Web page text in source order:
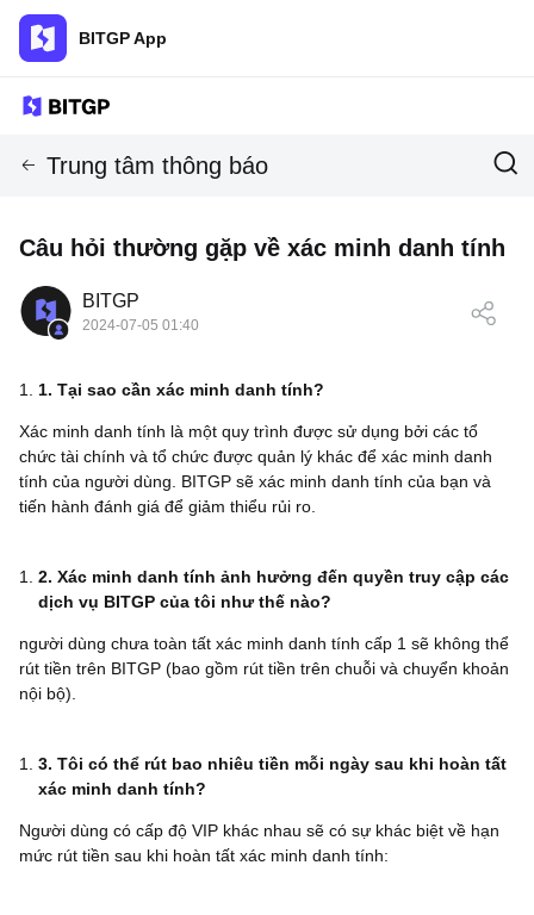
BITGP App
Trung tâm thông báo
Câu hỏi thường gặp về xác minh danh tính
BITGP
2024-07-05 01:40
1. Tại sao cần xác minh danh tính?
Xác minh danh tính là một quy trình được sử dụng bởi các tổ
chức tài chính và tổ chức được quản lý khác để xác minh danh
tính của người dùng. BITGP sẽ xác minh danh tính của bạn và
tiến hành đánh giá để giảm thiểu rủi ro.
2. Xác minh danh tính ảnh hưởng đến quyền truy cập các
dịch vụ BITGP của tôi như thế nào?
người dùng chưa toàn tất xác minh danh tính cấp 1 sẽ không thể
rút tiền trên BITGP (bao gồm rút tiền trên chuỗi và chuyển khoản
nội bộ).
3. Tôi có thể rút bao nhiêu tiền mỗi ngày sau khi hoàn tất
xác minh danh tính?
Người dùng có cấp độ VIP khác nhau sẽ có sự khác biệt về hạn
mức rút tiền sau khi hoàn tất xác minh danh tính: